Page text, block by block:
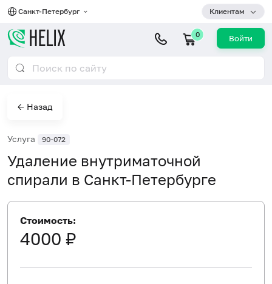
Санкт-Петербург Клиентам
0 Войти
← Назад
Услуга 90-072
Удаление внутриматочной
спирали в Санкт-Петербурге
Стоимость:
4000 ₽